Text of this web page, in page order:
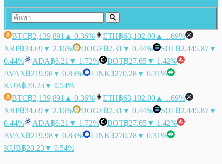
BTC฿2,139,891 ▲ 0.36% ETH฿63,102.00 ▲ 1.69%
XRP฿34.69▼ 2.16% DOGE฿2.31 ▼ 0.44% SOL฿2,445.87▼
0.44%
ADA฿6.21 ▼ 1.72% DOT฿27.65▼ 1.42%
AVAX฿219.98▼ 0.83% LINK฿270.28▼ 0.31%
KUB฿20.23▼ 0.54%
BTC฿2,139,891 ▲ 0.36% ETH฿63,102.00 ▲ 1.69%
XRP฿34.69▼ 2.16% DOGE฿2.31 ▼ 0.44% SOL฿2,445.87▼
0.44%
ADA฿6.21 ▼ 1.72% DOT฿27.65▼ 1.42%
AVAX฿219.98▼ 0.83% LINK฿270.28▼ 0.31%
KUB฿20.23▼ 0.54%